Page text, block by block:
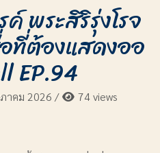
พระสิริรุ่งโรจ
ที่ต้องแสดงออ
EP.94
าคม 2026 /
74 views